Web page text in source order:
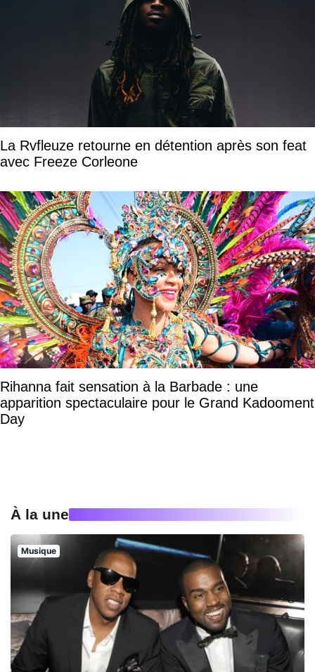
La Rvfleuze retourne en détention après son feat
avec Freeze Corleone
Rihanna fait sensation à la Barbade : une
apparition spectaculaire pour le Grand Kadooment
Day
À la une
Musique